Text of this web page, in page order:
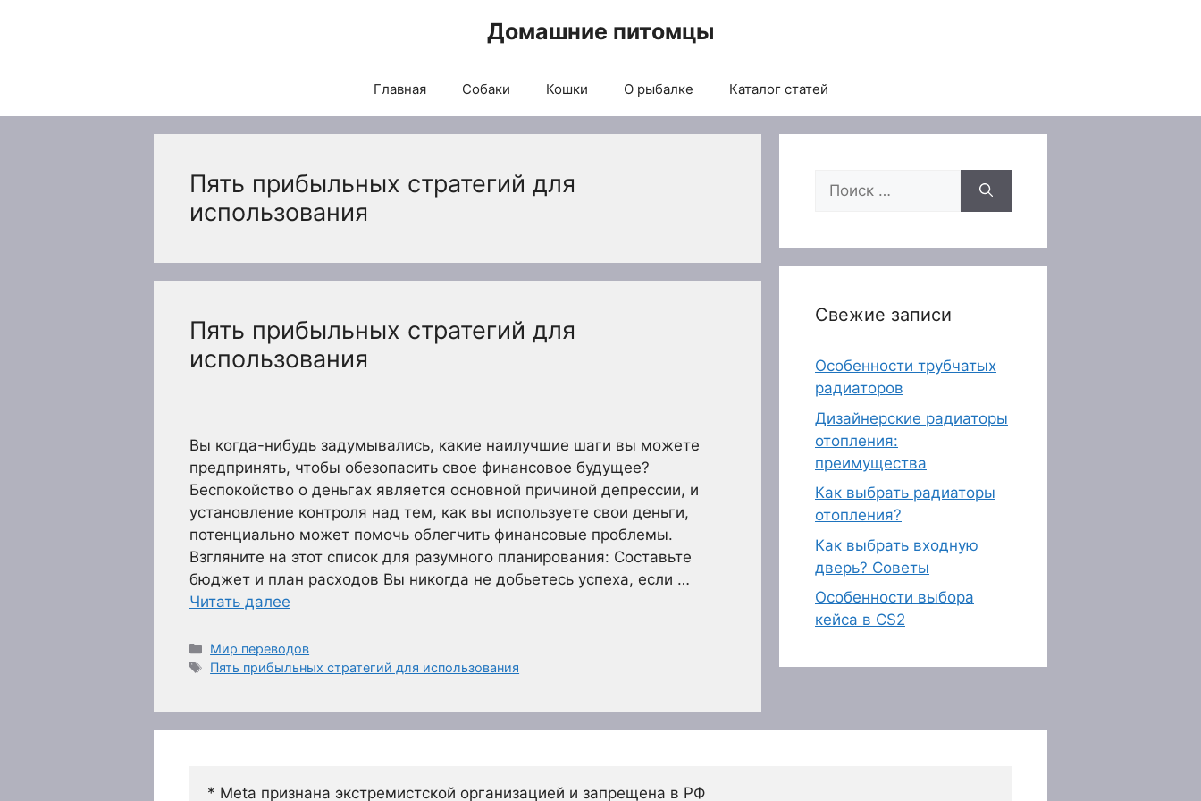
Домашние питомцы
Главная Собаки Кошки О рыбалке Каталог статей
Пять прибыльных стратегий для
использования
Пять прибыльных стратегий для
использования
Вы когда-нибудь задумывались, какие наилучшие шаги вы можете
предпринять, чтобы обезопасить свое финансовое будущее?
Беспокойство о деньгах является основной причиной депрессии, и
установление контроля над тем, как вы используете свои деньги,
потенциально может помочь облегчить финансовые проблемы.
Взгляните на этот список для разумного планирования: Составьте
бюджет и план расходов Вы никогда не добьетесь успеха, если …
Читать далее
Рубрики
Мир переводов
Метки
Пять прибыльных стратегий для использования
Поиск:
Свежие записи
Особенности трубчатых
радиаторов
Дизайнерские радиаторы
отопления:
преимущества
Как выбрать радиаторы
отопления?
Как выбрать входную
дверь? Советы
Особенности выбора
кейса в CS2
* Meta признана экстремистской организацией и запрещена в РФ